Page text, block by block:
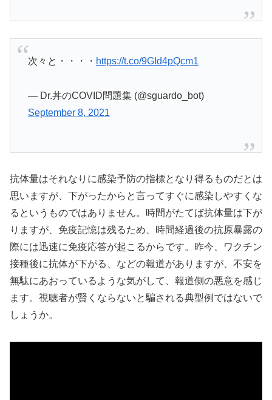
次々と・・・・ https://t.co/9GId4pQcm1
— Dr.丼のCOVID問題集 (@sguardo_bot)
September 8, 2021
抗体量はそれなりに感染予防の指標となり得るものだとは
思いますが、下がったからと言ってすぐに感染しやすくな
るというものではありません。時間がたてば抗体量は下が
りますが、免疫記憶は残るため、時間経過後の抗原暴露の
際には迅速に免疫応答が起こるからです。昨今、ワクチン
接種後に抗体が下がる、などの報道がありますが、不安を
無駄にあおっているような気がして、報道側の悪意を感じ
ます。視聴者が賢くならないと騙される典型例ではないで
しょうか。